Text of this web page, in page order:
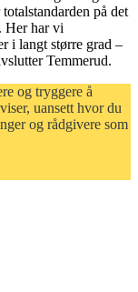
på det
Her har vi
i langt større grad –
Temmerud.
og tryggere å
uansett hvor du
og rådgivere som